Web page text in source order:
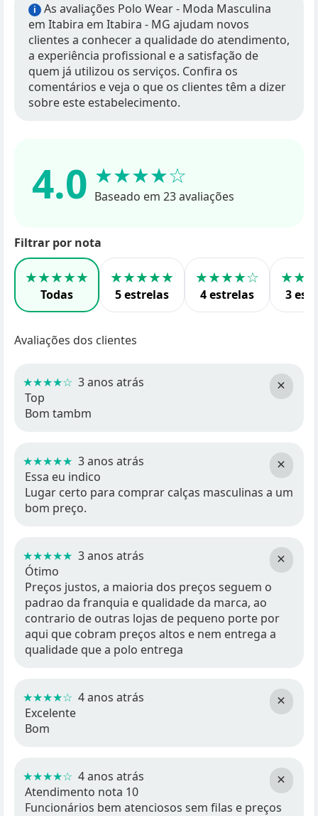
i
As avaliações Polo Wear - Moda Masculina
em Itabira em Itabira - MG ajudam novos
clientes a conhecer a qualidade do atendimento,
a experiência profissional e a satisfação de
quem já utilizou os serviços. Confira os
comentários e veja o que os clientes têm a dizer
sobre este estabelecimento.
4.0 ★★★★☆
Baseado em 23 avaliações
Filtrar por nota
★★★★★
Todas
★★★★★
5 estrelas
★★★★☆
4 estrelas 3
Avaliações dos clientes
×
★★★★☆ 3 anos atrás
Top
Bom tambm
×
★★★★★ 3 anos atrás
Essa eu indico
Lugar certo para comprar calças masculinas a um
bom preço.
×
★★★★★ 3 anos atrás
Ótimo
Preços justos, a maioria dos preços seguem o
padrao da franquia e qualidade da marca, ao
contrario de outras lojas de pequeno porte por
aqui que cobram preços altos e nem entrega a
qualidade que a polo entrega
×
★★★★☆ 4 anos atrás
Excelente
Bom
×
★★★★☆ 4 anos atrás
Atendimento nota 10
Funcionários bem atenciosos sem filas e preços